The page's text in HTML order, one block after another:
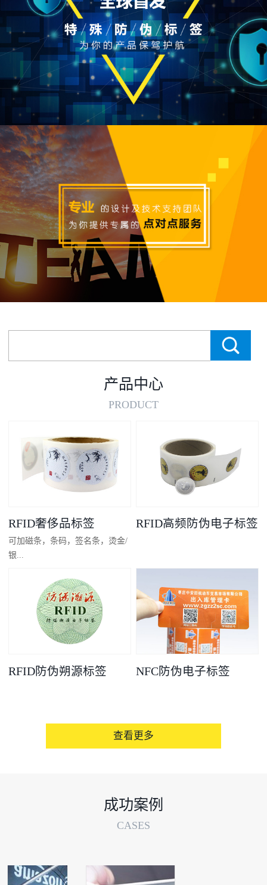
产品中心
PRODUCT
RFID奢侈品标签
可加磁条，条码，签名条，烫金/
银...
凸码，金/银底
RFID高频防伪电子标签
RFID防伪朔源标签 NFC防伪电子标签
查看更多
成功案例
CASES